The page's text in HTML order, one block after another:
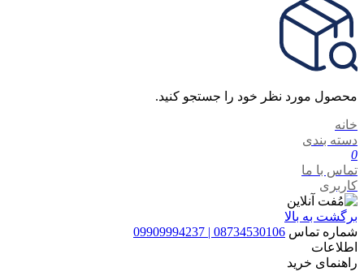
محصول مورد نظر خود را جستجو کنید.
خانه
دسته بندی
0
تماس با ما
کاربری
برگشت به بالا
شماره تماس 08734530106 | 09909994237
اطلاعات
راهنمای خرید